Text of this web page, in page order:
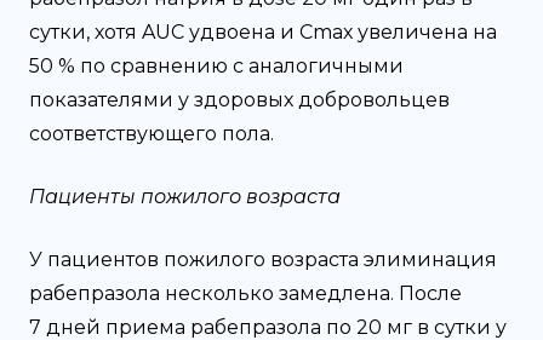
сутки, хотя AUC удвоена и Сmах увеличена на
50 % по сравнению с аналогичными
показателями у здоровых добровольцев
соответствующего пола.
Пациенты пожилого возраста
У пациентов пожилого возраста элиминация
рабепразола несколько замедлена. После
7 дней приема рабепразола по 20 мг в сутки у